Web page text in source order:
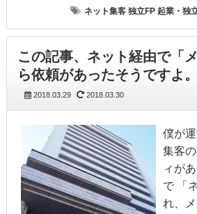
ネット集客 独立FP 起業・独
この記事、ネット経由で「
ら依頼があったそうですよ。
2018.03.29 2018.03.30
僕が
集客
ィが
で 「
れ、